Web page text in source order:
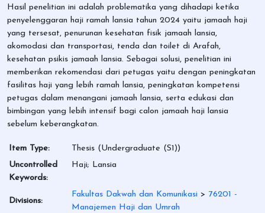
Hasil penelitian ini adalah problematika yang dihadapi ketika
penyelenggaran haji ramah lansia tahun 2024 yaitu jamaah haji
yang tersesat, penurunan kesehatan fisik jamaah lansia,
akomodasi dan transportasi, tenda dan toilet di Arafah,
kesehatan psikis jamaah lansia. Sebagai solusi, penelitian ini
memberikan rekomendasi dari petugas yaitu dengan peningkatan
fasilitas haji yang lebih ramah lansia, peningkatan kompetensi
petugas dalam menangani jamaah lansia, serta edukasi dan
bimbingan yang lebih intensif bagi calon jamaah haji lansia
sebelum keberangkatan.
Item Type:
Thesis (Undergraduate (S1))
Uncontrolled
Keywords:
Haji; Lansia
Divisions:
Fakultas Dakwah dan Komunikasi > 76201 -
Manajemen Haji dan Umrah